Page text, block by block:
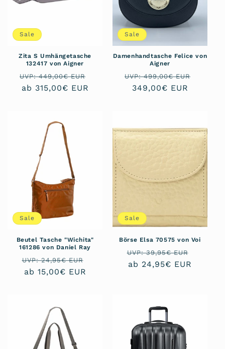
Sale
Zita S Umhängetasche
132417 von Aigner
Normaler
Preis
UVP: 449,00€ EUR
Verkaufspreis
ab 315,00€ EUR
Sale
Damenhandtasche Felice von
Aigner
Normaler
Preis
UVP: 499,00€ EUR
349,00€ EUR
Sale
Beutel Tasche "Wichita"
161286 von Daniel Ray
Normaler
Preis
UVP: 24,95€ EUR
Verkaufspreis
ab 15,00€ EUR
Sale
Börse Elsa 70575 von Voi
Normaler
Preis
UVP: 39,95€ EUR
ab 24,95€ EUR